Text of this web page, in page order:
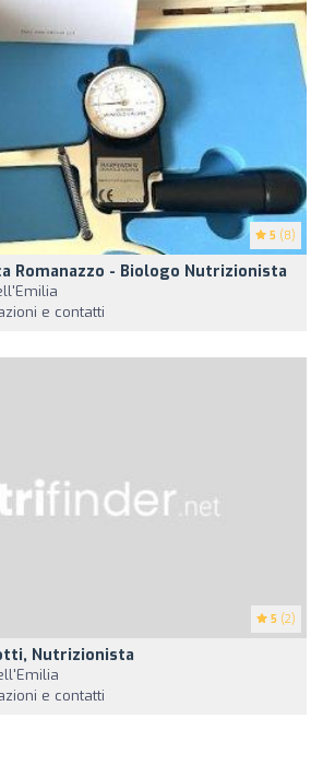
5 (8)
Romanazzo - Biologo Nutrizionista
e contatti
5 (2)
Nutrizionista
e contatti